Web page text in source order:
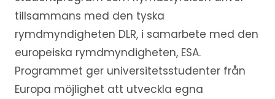
tillsammans med den tyska
rymdmyndigheten DLR, i samarbete med den
europeiska rymdmyndigheten, ESA.
Programmet ger universitetsstudenter från
Europa möjlighet att utveckla egna